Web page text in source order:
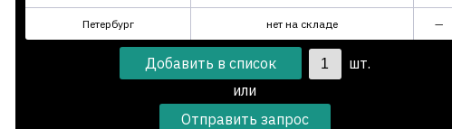
Петербург нет на складе —
шт.
или
Отправить запрос